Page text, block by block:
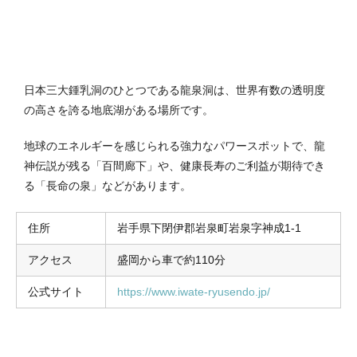
日本三大鍾乳洞のひとつである龍泉洞は、世界有数の透明度
の高さを誇る地底湖がある場所です。
地球のエネルギーを感じられる強力なパワースポットで、龍
神伝説が残る「百間廊下」や、健康長寿のご利益が期待でき
る「長命の泉」などがあります。
住所 岩手県下閉伊郡岩泉町岩泉字神成1-1
アクセス 盛岡から車で約110分
公式サイト https://www.iwate-ryusendo.jp/